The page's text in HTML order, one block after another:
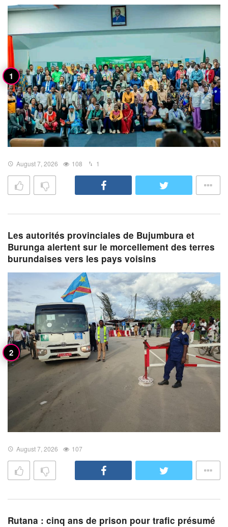
August 7, 2026 108 1
Les autorités provinciales de Bujumbura et
Burunga alertent sur le morcellement des terres
burundaises vers les pays voisins
August 7, 2026 107
Rutana : cinq ans de prison pour trafic présumé